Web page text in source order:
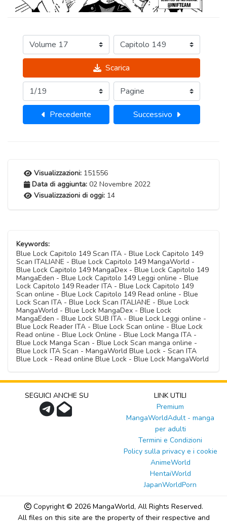
Scarica
Precedente Successivo
Visualizzazioni: 151556
Data di aggiunta: 02 Novembre 2022
Visualizzazioni di oggi: 14
Keywords:
Blue Lock Capitolo 149 Scan ITA - Blue Lock Capitolo 149
Scan ITALIANE - Blue Lock Capitolo 149 MangaWorld -
Blue Lock Capitolo 149 MangaDex - Blue Lock Capitolo 149
MangaEden - Blue Lock Capitolo 149 Leggi online - Blue
Lock Capitolo 149 Reader ITA - Blue Lock Capitolo 149
Scan online - Blue Lock Capitolo 149 Read online - Blue
Lock Scan ITA - Blue Lock Scan ITALIANE - Blue Lock
MangaWorld - Blue Lock MangaDex - Blue Lock
MangaEden - Blue Lock SUB ITA - Blue Lock Leggi online -
Blue Lock Reader ITA - Blue Lock Scan online - Blue Lock
Read online - Blue Lock Online - Blue Lock Manga ITA -
Blue Lock Manga Scan - Blue Lock Scan manga online -
Blue Lock ITA Scan - MangaWorld Blue Lock - Scan ITA
Blue Lock - Read online Blue Lock - Blue Lock MangaWorld
SEGUICI ANCHE SU
LINK UTILI
Premium
MangaWorldAdult - manga
per adulti
Termini e Condizioni
Policy sulla privacy e i cookie
AnimeWorld
HentaiWorld
JapanWorldPorn
Copyright © 2026 MangaWorld, All Rights Reserved.
All files on this site are the property of their respective and